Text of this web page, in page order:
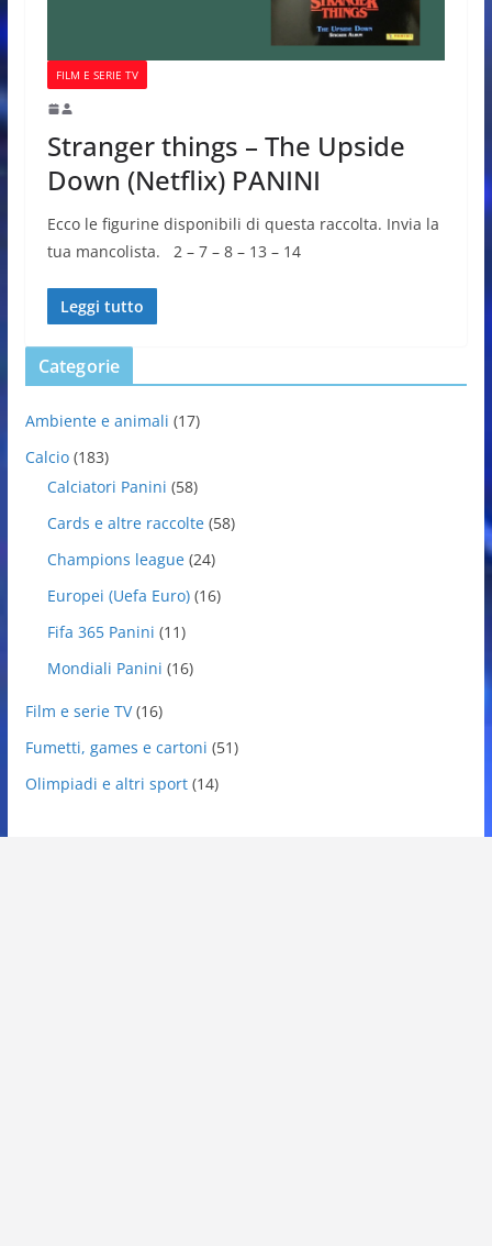
FILM E SERIE TV
Stranger things – The Upside
Down (Netflix) PANINI
Ecco le figurine disponibili di questa raccolta. Invia la
tua mancolista. 2 – 7 – 8 – 13 – 14
Leggi tutto
Categorie
Ambiente e animali (17)
Calcio(183)
Calciatori Panini (58)
Cards e altre raccolte(58)
Champions league(24)
Europei (Uefa Euro)(16)
Fifa 365 Panini (11)
Mondiali Panini (16)
Film e serie TV(16)
Fumetti, games e cartoni (51)
Olimpiadi e altri sport(14)